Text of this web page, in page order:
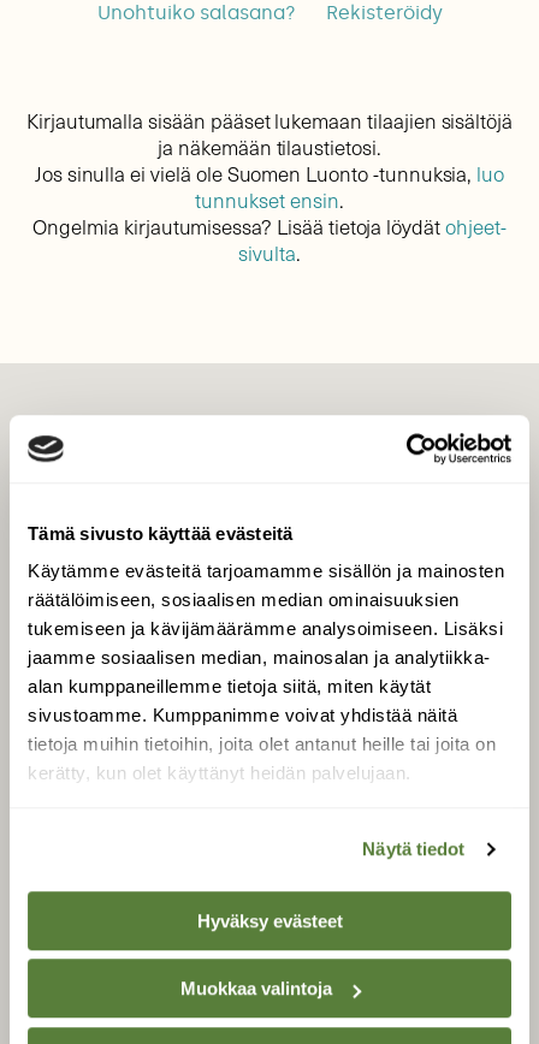
Tämä sivusto käyttää evästeitä
Käytämme evästeitä tarjoamamme sisällön ja mainosten
räätälöimiseen, sosiaalisen median ominaisuuksien
tukemiseen ja kävijämäärämme analysoimiseen. Lisäksi
jaamme sosiaalisen median, mainosalan ja analytiikka-
alan kumppaneillemme tietoja siitä, miten käytät
sivustoamme. Kumppanimme voivat yhdistää näitä
tietoja muihin tietoihin, joita olet antanut heille tai joita on
kerätty, kun olet käyttänyt heidän palvelujaan.
Näytä tiedot
Hyväksy evästeet
Muokkaa valintoja
Unohtuiko salasana? Rekisteröidy
Kirjautumalla sisään pääset lukemaan tilaajien sisältöjä
ja näkemään tilaustietosi.
Jos sinulla ei vielä ole Suomen Luonto -tunnuksia, luo
tunnukset ensin.
Ongelmia kirjautumisessa? Lisää tietoja löydätohjeet-
sivulta.
Tilaa digilukuoikeus
Äänestä parasta juttua
Tilaa uutiskirje
SUOMEN LUONNON­
SUOJELU­LIITTO
Suomen Luonto -lehden
luonnonsuojelu­liitto.